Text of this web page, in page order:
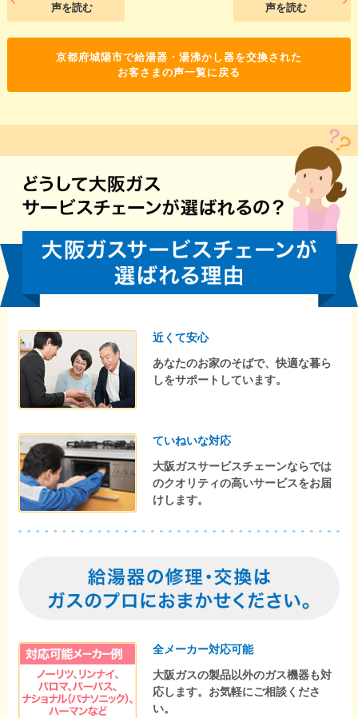
声を読む
声を読む
京都府城陽市で給湯器・湯沸かし器を交換された
お客さまの声一覧に戻る
近くて安心
あなたのお家のそばで、快適な暮ら
しをサポートしています。
ていねいな対応
大阪ガスサービスチェーンならでは
のクオリティの高いサービスをお届
けします。
全メーカー対応可能
大阪ガスの製品以外のガス機器も対
応します。お気軽にご相談くださ
い。